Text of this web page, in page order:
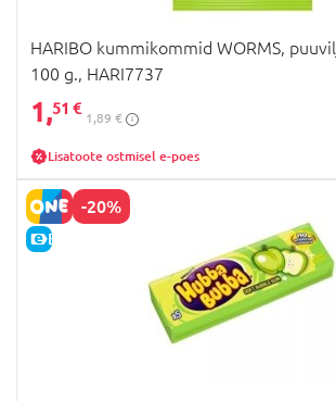
HARIBO kummikommid WORMS,
100 g., HARI7737
1,51 €
1,89 €
Lisatoote ostmisel e-poes
-20%
E-HIND